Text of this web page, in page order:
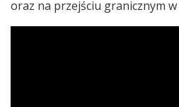
oraz na przejściu granicznym